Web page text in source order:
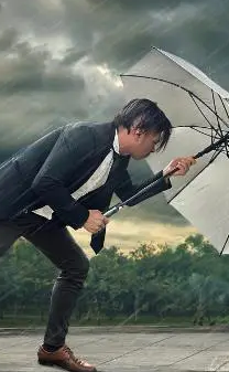
Власти В
Мир Не Обмануть
На Юге Исландии:
И Эвакуация
О Самых
Выходных